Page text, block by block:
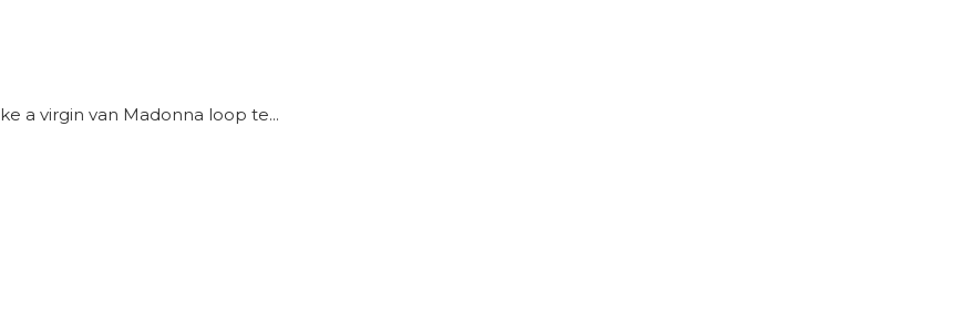
a virgin van Madonna loop te...